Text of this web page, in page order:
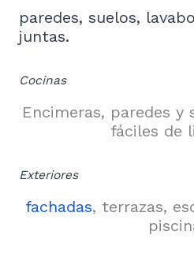
paredes, suelos,
juntas.
Cocinas
Encimeras, paredes y
fáciles de
Exteriores
fachadas, terrazas,